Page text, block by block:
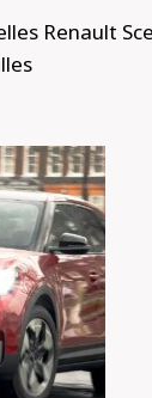
Renault